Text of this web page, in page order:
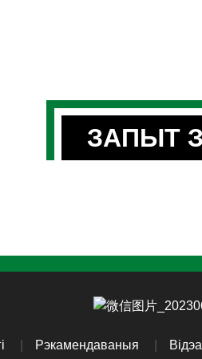
ЗАПЫТ
Рэкамендаваныя Відэа